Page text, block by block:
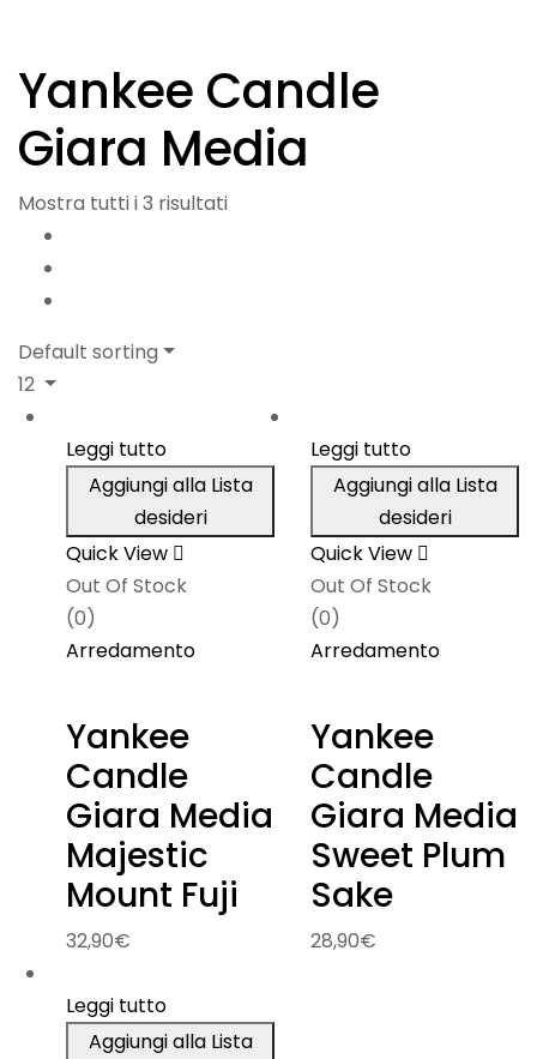
Yankee Candle
Giara Media
Mostra tutti i 3 risultati
Default sorting
12
Leggi tutto
Aggiungi alla Lista
desideri
Quick View
Out Of Stock
(0)
Arredamento
Yankee
Candle
Giara Media
Majestic
Mount Fuji
32,90€
Leggi tutto
Aggiungi alla Lista
desideri
Quick View
Out Of Stock
(0)
Arredamento
Yankee
Candle
Giara Media
Sweet Plum
Sake
28,90€
Leggi tutto
Aggiungi alla Lista